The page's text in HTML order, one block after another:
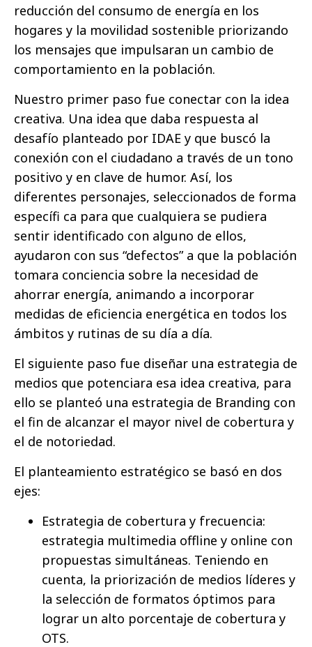
reducción del consumo de energía en los
hogares y la movilidad sostenible priorizando
los mensajes que impulsaran un cambio de
comportamiento en la población.
Nuestro primer paso fue conectar con la idea
creativa. Una idea que daba respuesta al
desafío planteado por IDAE y que buscó la
conexión con el ciudadano a través de un tono
positivo y en clave de humor. Así, los
diferentes personajes, seleccionados de forma
específi ca para que cualquiera se pudiera
sentir identificado con alguno de ellos,
ayudaron con sus “defectos” a que la población
tomara conciencia sobre la necesidad de
ahorrar energía, animando a incorporar
medidas de eficiencia energética en todos los
ámbitos y rutinas de su día a día.
El siguiente paso fue diseñar una estrategia de
medios que potenciara esa idea creativa, para
ello se planteó una estrategia de Branding con
el fin de alcanzar el mayor nivel de cobertura y
el de notoriedad.
El planteamiento estratégico se basó en dos
ejes:
Estrategia de cobertura y frecuencia:
estrategia multimedia offline y online con
propuestas simultáneas. Teniendo en
cuenta, la priorización de medios líderes y
la selección de formatos óptimos para
lograr un alto porcentaje de cobertura y
OTS.